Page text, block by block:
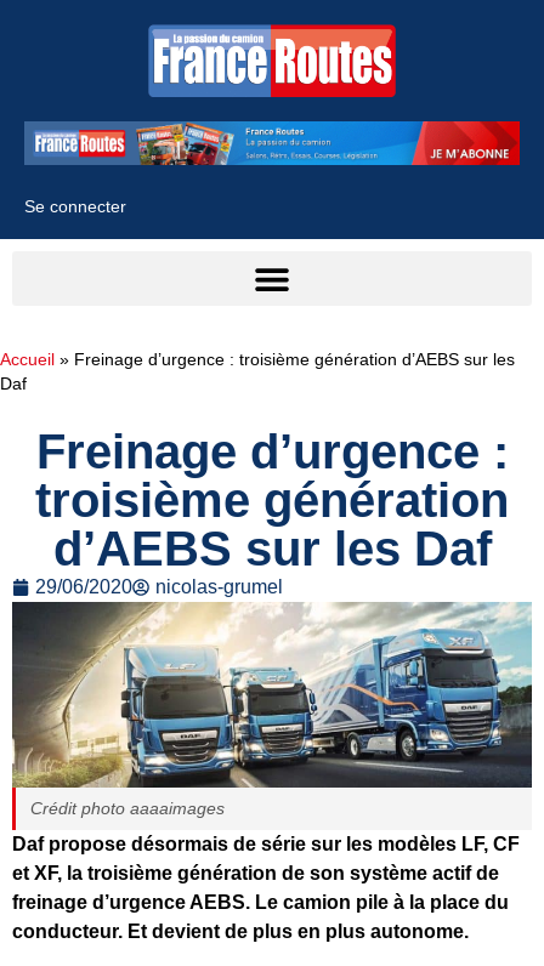
Se connecter
Accueil » Freinage d’urgence : troisième génération d’AEBS sur les
Daf
Freinage d’urgence :
troisième génération
d’AEBS sur les Daf
29/06/2020 nicolas-grumel
Crédit photo aaaaimages
Daf propose désormais de série sur les modèles LF, CF
et XF, la troisième génération de son système actif de
freinage d’urgence AEBS. Le camion pile à la place du
conducteur. Et devient de plus en plus autonome.